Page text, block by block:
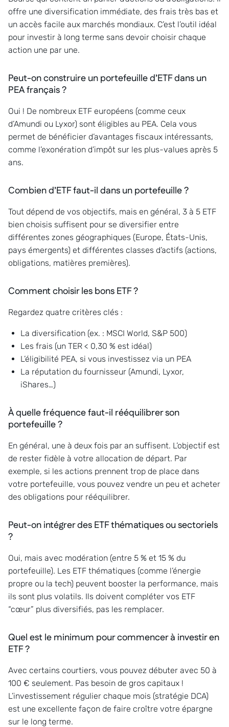
offre une diversification immédiate, des frais très bas et
un accès facile aux marchés mondiaux. C’est l’outil idéal
pour investir à long terme sans devoir choisir chaque
action une par une.
Peut-on construire un portefeuille d’ETF dans un
PEA français ?
Oui ! De nombreux ETF européens (comme ceux
d’Amundi ou Lyxor) sont éligibles au PEA. Cela vous
permet de bénéficier d’avantages fiscaux intéressants,
comme l’exonération d’impôt sur les plus-values après 5
ans.
Combien d’ETF faut-il dans un portefeuille ?
Tout dépend de vos objectifs, mais en général, 3 à 5 ETF
bien choisis suffisent pour se diversifier entre
différentes zones géographiques (Europe, États-Unis,
pays émergents) et différentes classes d’actifs (actions,
obligations, matières premières).
Comment choisir les bons ETF ?
Regardez quatre critères clés :
La diversification (ex. : MSCI World, S&P 500)
Les frais (un TER < 0,30 % est idéal)
L’éligibilité PEA, si vous investissez via un PEA
La réputation du fournisseur (Amundi, Lyxor,
iShares…)
À quelle fréquence faut-il rééquilibrer son
portefeuille ?
En général, une à deux fois par an suffisent. L’objectif est
de rester fidèle à votre allocation de départ. Par
exemple, si les actions prennent trop de place dans
votre portefeuille, vous pouvez vendre un peu et acheter
des obligations pour rééquilibrer.
Peut-on intégrer des ETF thématiques ou sectoriels
?
Oui, mais avec modération (entre 5 % et 15 % du
portefeuille). Les ETF thématiques (comme l’énergie
propre ou la tech) peuvent booster la performance, mais
ils sont plus volatils. Ils doivent compléter vos ETF
“cœur” plus diversifiés, pas les remplacer.
Quel est le minimum pour commencer à investir en
ETF ?
Avec certains courtiers, vous pouvez débuter avec 50 à
100 € seulement. Pas besoin de gros capitaux !
L’investissement régulier chaque mois (stratégie DCA)
est une excellente façon de faire croître votre épargne
sur le long terme.